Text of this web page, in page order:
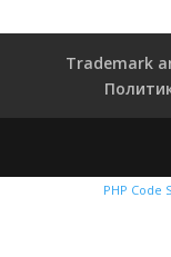
Trademark
PHP Code